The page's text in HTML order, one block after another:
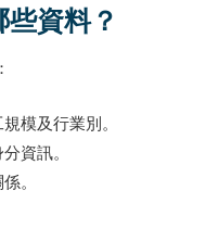
資料？
模及行業別。
資訊。
。